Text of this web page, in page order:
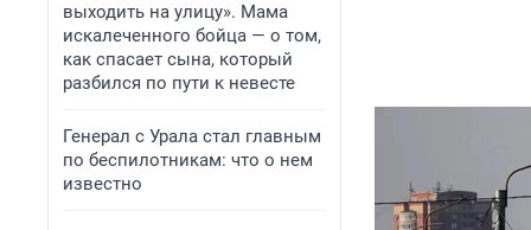
выходить на улицу». Мама
искалеченного бойца — о том,
как спасает сына, который
разбился по пути к невесте
Генерал с Урала стал главным
по беспилотникам: что о нем
известно